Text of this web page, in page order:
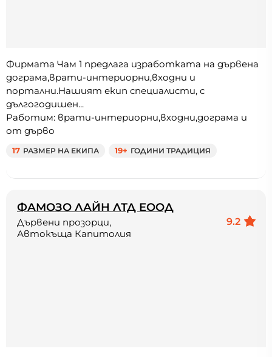
Фирмата Чам 1 предлага изработката на дървена
дограма,врати-интериорни,входни и
портални.Нашият екип специалисти, с
дългогодишен...
Работим: врати-интериорни,входни,дограма и
от дърво
17 РАЗМЕР НА ЕКИПА 19+ ГОДИНИ ТРАДИЦИЯ
ФАМОЗО ЛАЙН ЛТД ЕООД
9.2
Дървени прозорци,
Автокъща Капитолия